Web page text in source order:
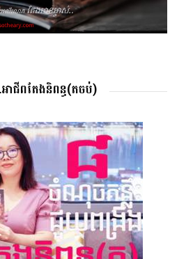
ជីពតែងនិពន្ធ(តចប់)